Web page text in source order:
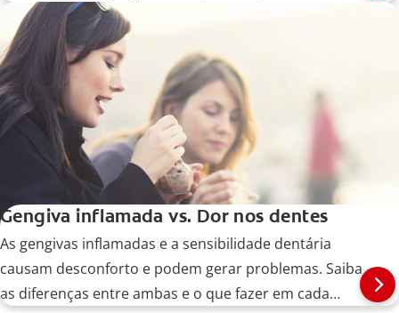
prevenir.
Gengiva inflamada vs. Dor nos dentes
As gengivas inflamadas e a sensibilidade dentária
causam desconforto e podem gerar problemas. Saiba
as diferenças entre ambas e o que fazer em cada